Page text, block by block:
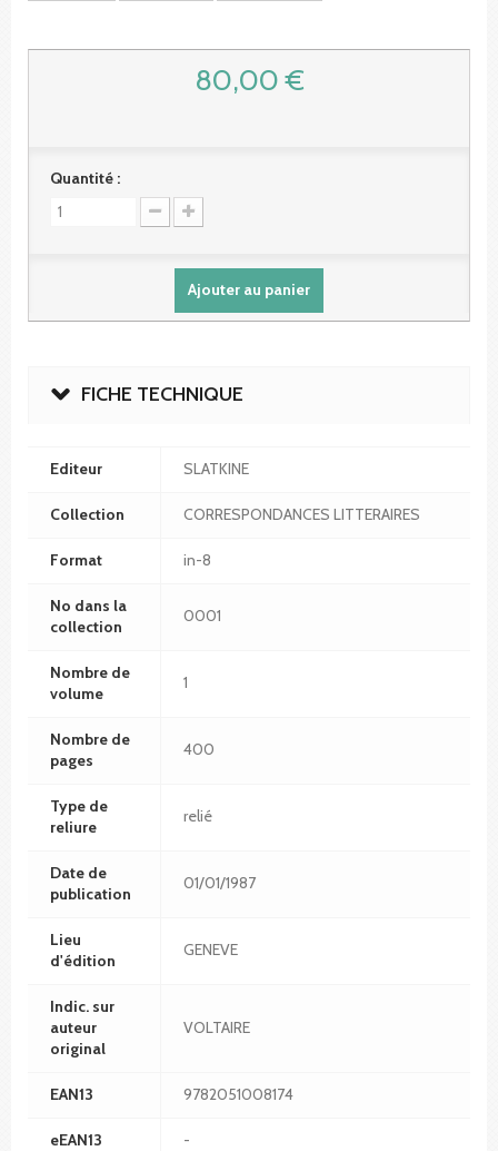
80,00 €
Quantité :
Ajouter au panier
FICHE TECHNIQUE
Editeur SLATKINE
Collection CORRESPONDANCES LITTERAIRES
Format in-8
No dans la
collection
0001
Nombre de
volume
1
Nombre de
pages
400
Type de
reliure
relié
Date de
publication
01/01/1987
Lieu
d'édition
GENEVE
Indic. sur
auteur
original
VOLTAIRE
EAN13 9782051008174
eEAN13 -